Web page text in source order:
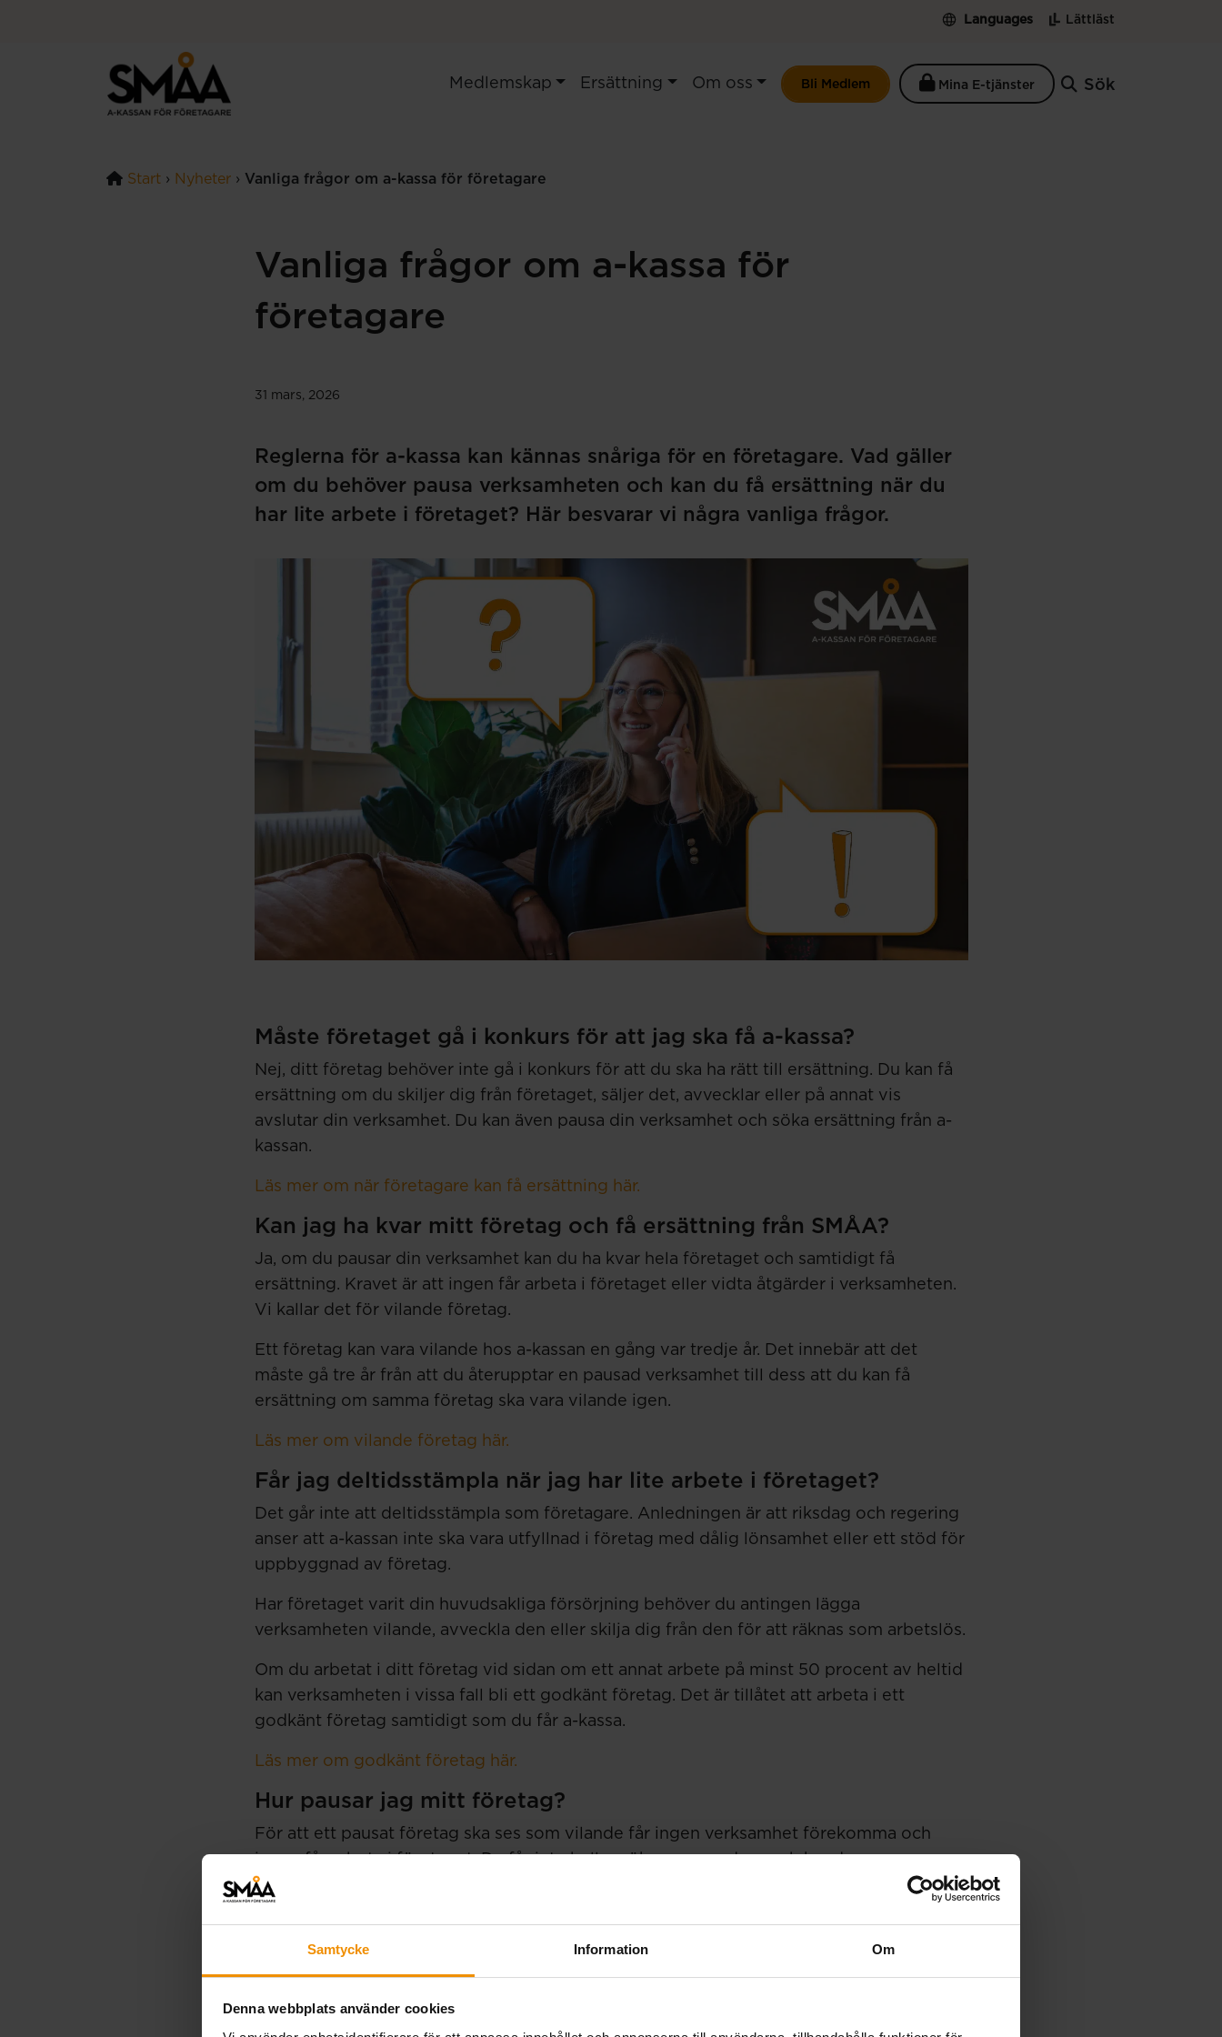
Samtycke Information Om
Denna webbplats använder cookies
Languages Lättläst
Medlemskap Ersättning Om oss Bli Medlem Mina E-tjänster Sök
Start › Nyheter › Vanliga frågor om a-kassa för företagare
Vanliga frågor om a-kassa för
företagare
31 mars, 2026
Reglerna för a-kassa kan kännas snåriga för en företagare. Vad gäller
om du behöver pausa verksamheten och kan du få ersättning när du
har lite arbete i företaget? Här besvarar vi några vanliga frågor.
Måste företaget gå i konkurs för att jag ska få a-kassa?
Nej, ditt företag behöver inte gå i konkurs för att du ska ha rätt till ersättning. Du kan få
ersättning om du skiljer dig från företaget, säljer det, avvecklar eller på annat vis
avslutar din verksamhet. Du kan även pausa din verksamhet och söka ersättning från a-
kassan.
Läs mer om när företagare kan få ersättning här.
Kan jag ha kvar mitt företag och få ersättning från SMÅA?
Ja, om du pausar din verksamhet kan du ha kvar hela företaget och samtidigt få
ersättning. Kravet är att ingen får arbeta i företaget eller vidta åtgärder i verksamheten.
Vi kallar det för vilande företag.
Ett företag kan vara vilande hos a-kassan en gång var tredje år. Det innebär att det
måste gå tre år från att du återupptar en pausad verksamhet till dess att du kan få
ersättning om samma företag ska vara vilande igen.
Läs mer om vilande företag här.
Får jag deltidsstämpla när jag har lite arbete i företaget?
Det går inte att deltidsstämpla som företagare. Anledningen är att riksdag och regering
anser att a-kassan inte ska vara utfyllnad i företag med dålig lönsamhet eller ett stöd för
uppbyggnad av företag.
Har företaget varit din huvudsakliga försörjning behöver du antingen lägga
verksamheten vilande, avveckla den eller skilja dig från den för att räknas som arbetslös.
Om du arbetat i ditt företag vid sidan om ett annat arbete på minst 50 procent av heltid
kan verksamheten i vissa fall bli ett godkänt företag. Det är tillåtet att arbeta i ett
godkänt företag samtidigt som du får a-kassa.
Läs mer om godkänt företag här.
Hur pausar jag mitt företag?
För att ett pausat företag ska ses som vilande får ingen verksamhet förekomma och
ingen får arbeta i företaget. Du får inte heller söka nya uppdrag och kunder.
Har du anställda behöver de sluta arbeta i företaget när det är vilande. Är ni flera
delägare måste samtliga delägare pausa verksamheten för att du ska kunna söka
ersättning. Om inte alla göra det måste du skilja dig från verksamheten – det har du gjort
när du inte längre arbetar, äger eller har väsentligt inflytande över verksamheten. Då
räknas du som arbetslös.